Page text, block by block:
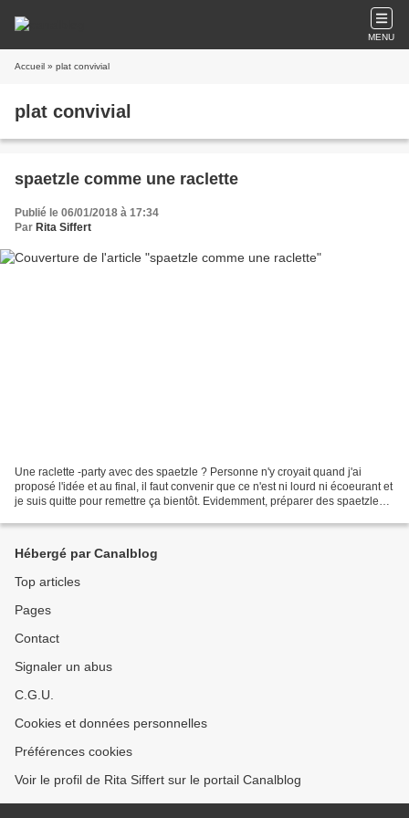
MENU
Accueil » plat convivial
plat convivial
spaetzle comme une raclette
Publié le 06/01/2018 à 17:34
Par Rita Siffert
Une raclette -party avec des spaetzle ? Personne n'y croyait quand j'ai
proposé l'idée et au final, il faut convenir que ce n'est ni lourd ni écoeurant et
je suis quitte pour remettre ça bientôt. Evidemment, préparer des spaetzle
Hébergé par Canalblog
Top articles
Pages
Contact
Signaler un abus
C.G.U.
Cookies et données personnelles
Préférences cookies
Voir le profil de Rita Siffert sur le portail Canalblog